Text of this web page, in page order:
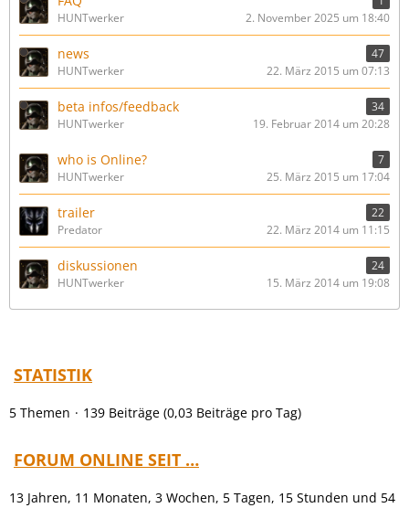
HUNTwerker
2. November 2025 um 18:40
news
47
HUNTwerker
22. März 2015 um 07:13
beta infos/feedback
34
HUNTwerker
19. Februar 2014 um 20:28
who is Online?
7
HUNTwerker
25. März 2015 um 17:04
trailer
22
Predator
22. März 2014 um 11:15
diskussionen
24
HUNTwerker
15. März 2014 um 19:08
STATISTIK
5 Themen 139 Beiträge (0,03 Beiträge pro Tag)
FORUM ONLINE SEIT …
13 Jahren, 11 Monaten, 3 Wochen, 5 Tagen, 15 Stunden und 54